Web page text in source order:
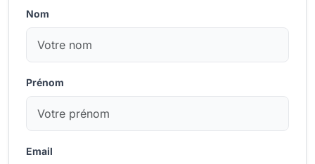
Nom
Prénom
Email